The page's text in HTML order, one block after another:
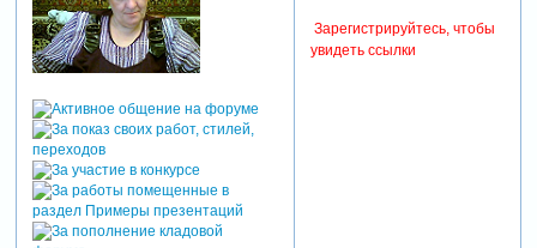
Зарегистрируйтесь, чтобы
увидеть ссылки